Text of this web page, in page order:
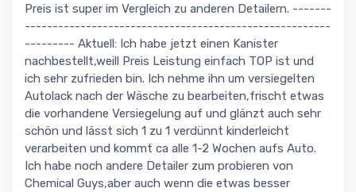
Preis ist super im Vergleich zu anderen Detailern. -------
-------------------------------------------------------
--------- Aktuell: Ich habe jetzt einen Kanister
nachbestellt,weill Preis Leistung einfach TOP ist und
ich sehr zufrieden bin. Ich nehme ihn um versiegelten
Autolack nach der Wäsche zu bearbeiten,frischt etwas
die vorhandene Versiegelung auf und glänzt auch sehr
schön und lässt sich 1 zu 1 verdünnt kinderleicht
verarbeiten und kommt ca alle 1-2 Wochen aufs Auto.
Ich habe noch andere Detailer zum probieren von
Chemical Guys,aber auch wenn die etwas besser